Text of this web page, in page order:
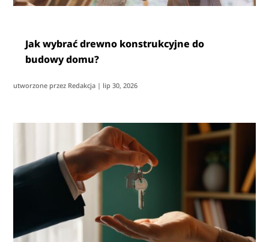
Jak wybrać drewno konstrukcyjne do
budowy domu?
utworzone przez Redakcja | lip 30, 2026